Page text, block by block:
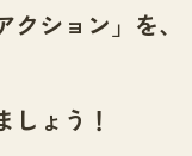
ション」を、
しょう！